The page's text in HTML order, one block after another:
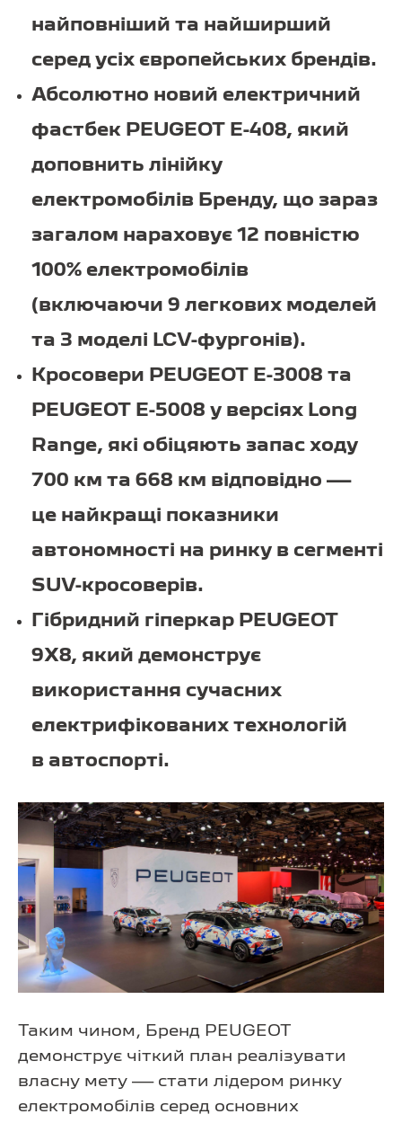
найповніший та найширший
серед усіх європейських брендів.
Абсолютно новий електричний
фастбек PEUGEOT E-408, який
доповнить лінійку
електромобілів Бренду, що зараз
загалом нараховує 12 повністю
100% електромобілів
(включаючи 9 легкових моделей
та 3 моделі LCV-фургонів).
Кросовери PEUGEOT E-3008 та
PEUGEOT E-5008 у версіях Long
Range, які обіцяють запас ходу
700 км та 668 км відповідно —
це найкращі показники
автономності на ринку в сегменті
SUV-кросоверів.
Гібридний гіперкар PEUGEOT
9X8, який демонструє
використання сучасних
електрифікованих технологій
в автоспорті.
Таким чином, Бренд PEUGEOT
демонструє чіткий план реалізувати
власну мету — стати лідером ринку
електромобілів серед основних